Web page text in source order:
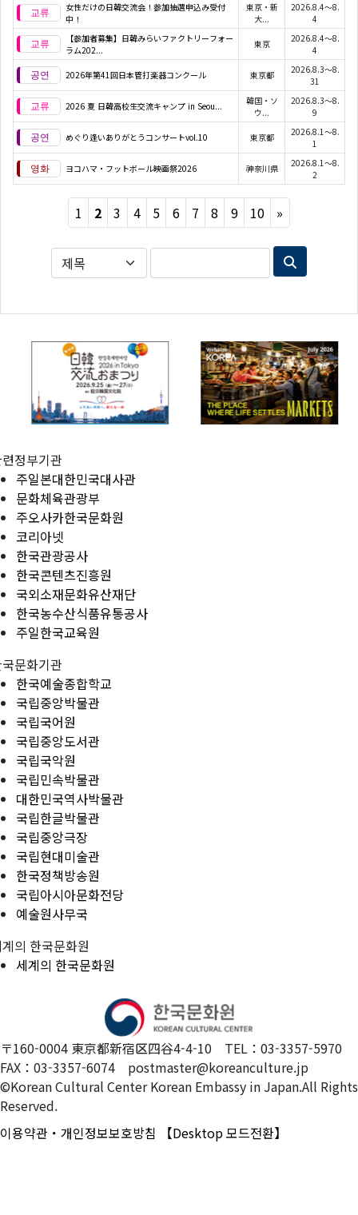
女性だけの日韓交流会！参加抽選申込み受付
中！
東京・新
大...
2026.8.4～8.
4
【参加者募集】日韓みらいファクトリーフォー
ラム202...
東京
2026.8.4～8.
4
2026年第41回日本管打楽器コンクール 東京都
2026.8.3～8.
31
2026 夏 日韓高校生交流キャンプ in Seou...
韓国・ソ
ウ...
2026.8.3～8.
9
めぐり逢いありがとうコンサートvol.10 東京都
2026.8.1～8.
1
ヨコハマ・フットボール映画祭2026 神奈川県
2026.8.1～8.
2
1 2 3 4 5 6 7 8 9 10 »
정부기관
주일본대한민국대사관
문화체육관광부
주오사카한국문화원
코리아넷
한국관광공사
한국콘텐츠진흥원
국외소재문화유산재단
한국농수산식품유통공사
주일한국교육원
문화기관
한국예술종합학교
국립중앙박물관
국립국어원
국립중앙도서관
국립국악원
국립민속박물관
대한민국역사박물관
국립한글박물관
국립중앙극장
국립현대미술관
한국정책방송원
국립아시아문화전당
예술원사무국
의 한국문화원
세계의 한국문화원
〒160-0004 東京都新宿区四谷4-4-10 TEL：03-3357-5970
FAX：03-3357-6074 postmaster@koreanculture.jp
©Korean Cultural Center Korean Embassy in Japan.All Rights
Reserved.
이용약관・개인정보보호방침
【Desktop 모드전환】